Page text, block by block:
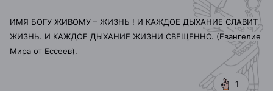
1
ИМЯ БОГУ ЖИВОМУ – ЖИЗНЬ ! И КАЖДОЕ ДЫХАНИЕ СЛАВИТ
ЖИЗНЬ. И КАЖДОЕ ДЫХАНИЕ ЖИЗНИ СВЕЩЕННО. (Евангелие
Мира от Ессеев).